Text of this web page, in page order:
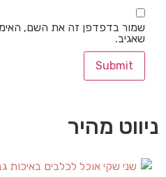
שמור בדפדפן זה את השם,
שאגיב.
ניווט מהיר